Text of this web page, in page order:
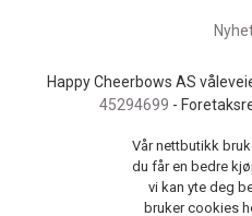
Happy Cheerbows AS
45294699 -
Vår nettbutikk
du får en bedre
vi kan yte deg
bruker cookies